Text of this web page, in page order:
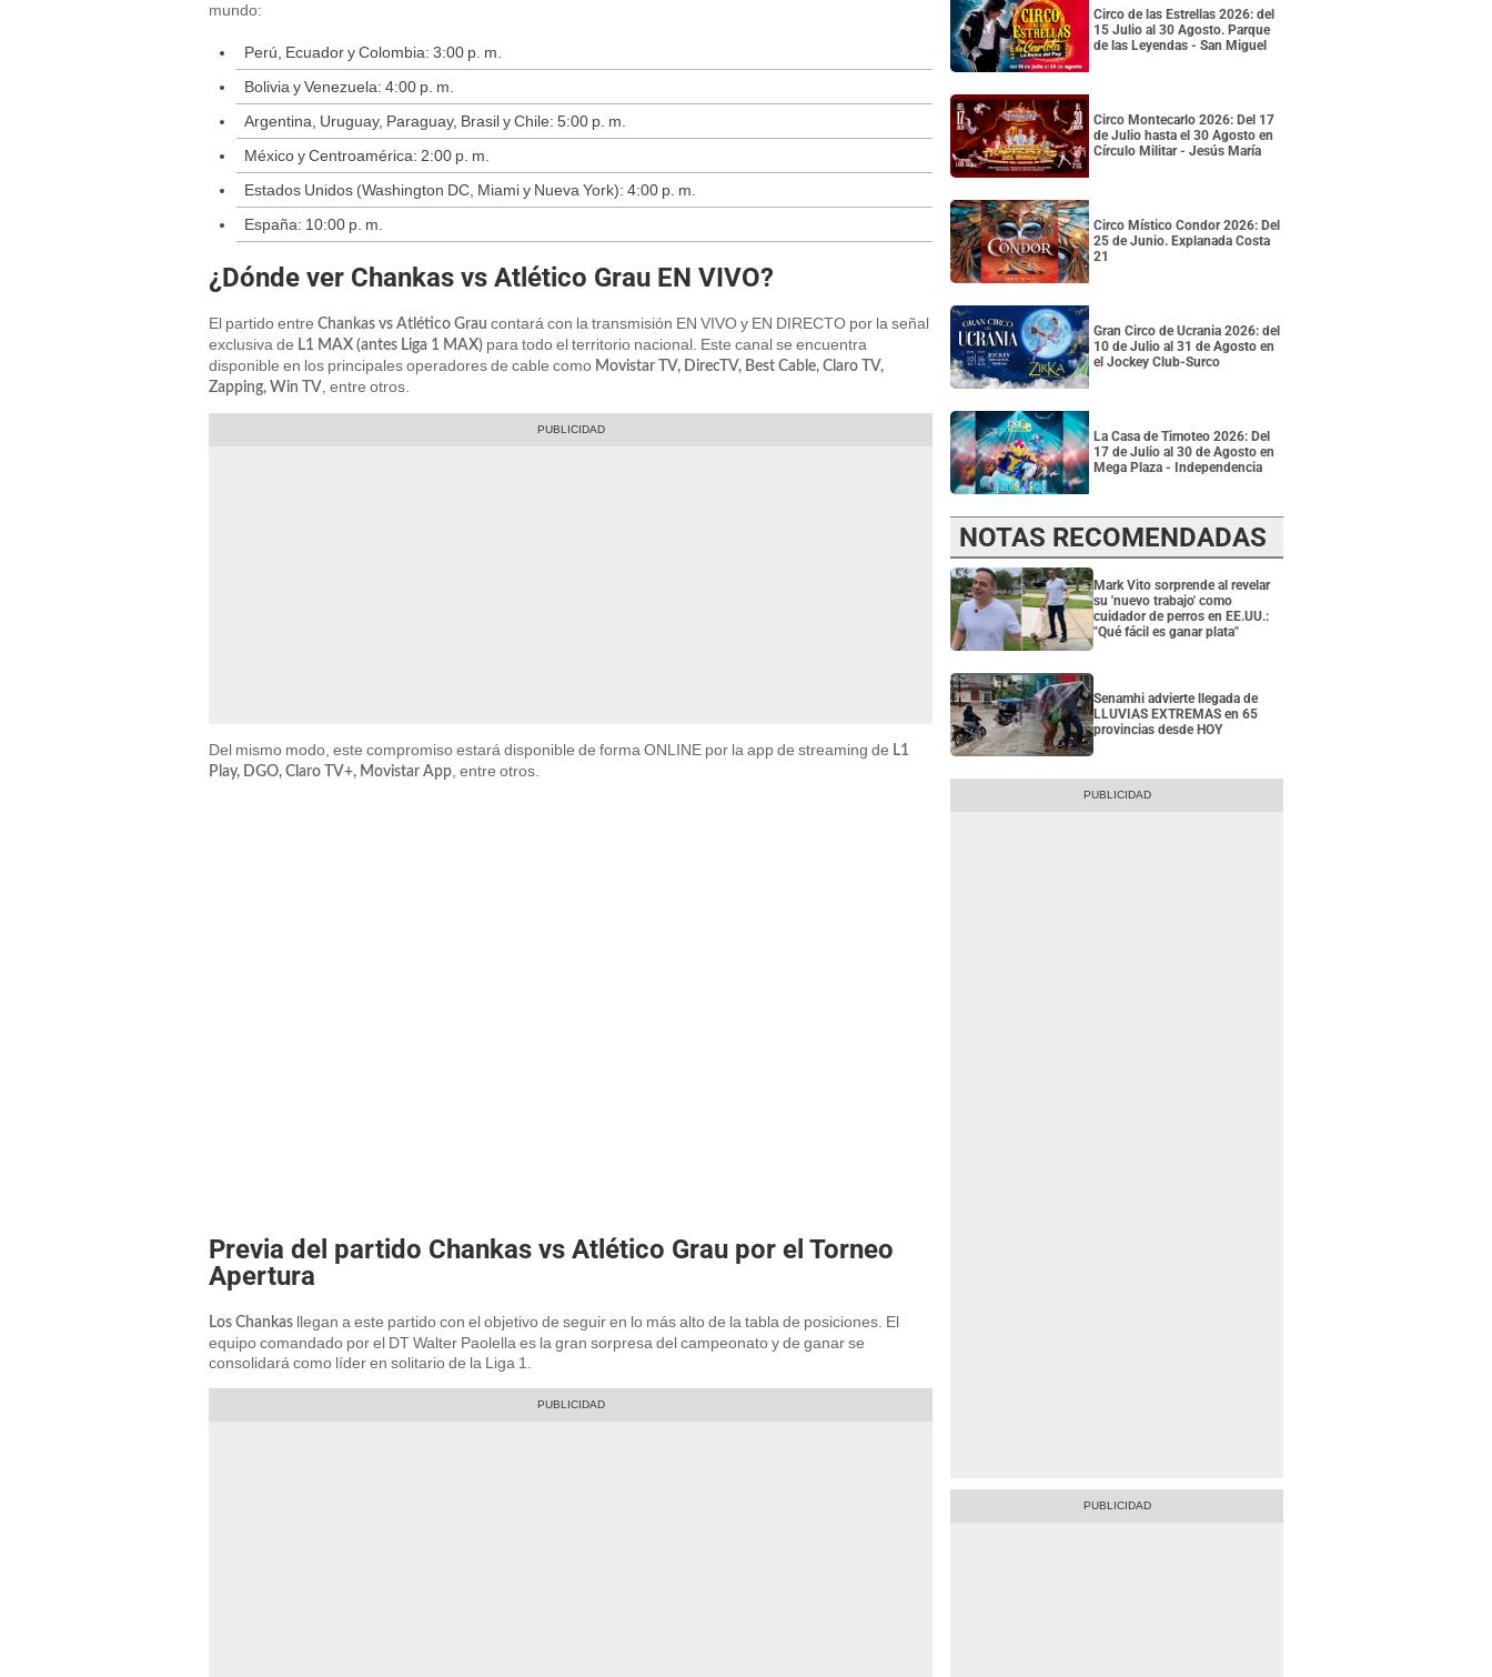
mundo:
Perú, Ecuador y Colombia: 3:00 p. m.
Bolivia y Venezuela: 4:00 p. m.
Argentina, Uruguay, Paraguay, Brasil y Chile: 5:00 p. m.
México y Centroamérica: 2:00 p. m.
Estados Unidos (Washington DC, Miami y Nueva York): 4:00 p. m.
España: 10:00 p. m.
¿Dónde ver Chankas vs Atlético Grau EN VIVO?
El partido entre Chankas vs Atlético Grau contará con la transmisión EN VIVO y EN DIRECTO por la señal
exclusiva de L1 MAX (antes Liga 1 MAX) para todo el territorio nacional. Este canal se encuentra
disponible en los principales operadores de cable como Movistar TV, DirecTV, Best Cable, Claro TV,
Zapping, Win TV , entre otros.
Del mismo modo, este compromiso estará disponible de forma ONLINE por la app de streaming de L1
Play, DGO, Claro TV+, Movistar App , entre otros.
Previa del partido Chankas vs Atlético Grau por el Torneo
Apertura
Los Chankas llegan a este partido con el objetivo de seguir en lo más alto de la tabla de posiciones. El
equipo comandado por el DT Walter Paolella es la gran sorpresa del campeonato y de ganar se
consolidará como líder en solitario de la Liga 1.
Circo de las Estrellas 2026: del
15 Julio al 30 Agosto. Parque
de las Leyendas - San Miguel
Circo Montecarlo 2026: Del 17
de Julio hasta el 30 Agosto en
Círculo Militar - Jesús María
Circo Místico Condor 2026: Del
25 de Junio. Explanada Costa
21
Gran Circo de Ucrania 2026: del
10 de Julio al 31 de Agosto en
el Jockey Club-Surco
La Casa de Timoteo 2026: Del
17 de Julio al 30 de Agosto en
Mega Plaza - Independencia
NOTAS RECOMENDADAS
Mark Vito sorprende al revelar
su 'nuevo trabajo' como
cuidador de perros en EE.UU.:
"Qué fácil es ganar plata"
Senamhi advierte llegada de
LLUVIAS EXTREMAS en 65
provincias desde HOY